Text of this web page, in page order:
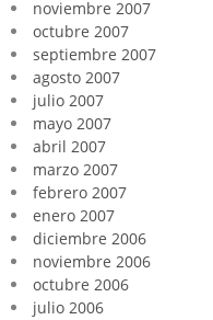
noviembre 2007
octubre 2007
septiembre 2007
agosto 2007
julio 2007
mayo 2007
abril 2007
marzo 2007
febrero 2007
enero 2007
diciembre 2006
noviembre 2006
octubre 2006
julio 2006